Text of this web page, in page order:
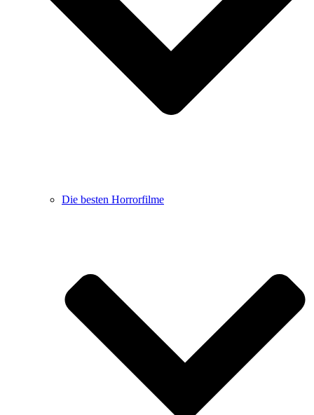
Die besten Horrorfilme